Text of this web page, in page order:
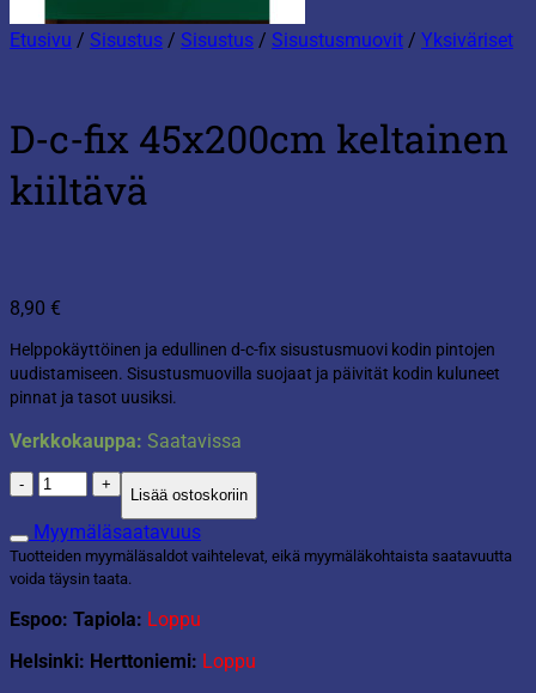
Etusivu / Sisustus / Sisustus / Sisustusmuovit / Yksiväriset
D-c-fix 45x200cm keltainen
kiiltävä
8,90 €
Helppokäyttöinen ja edullinen d-c-fix sisustusmuovi kodin pintojen
uudistamiseen. Sisustusmuovilla suojaat ja päivität kodin kuluneet
pinnat ja tasot uusiksi.
Verkkokauppa: Saatavissa
D-
c-
fix
45x200cm
keltainen
kiiltävä
määrä
Lisää ostoskoriin
Myymäläsaatavuus
Tuotteiden myymäläsaldot vaihtelevat, eikä myymäläkohtaista saatavuutta
voida täysin taata.
Espoo: Tapiola: Loppu
Helsinki: Herttoniemi: Loppu